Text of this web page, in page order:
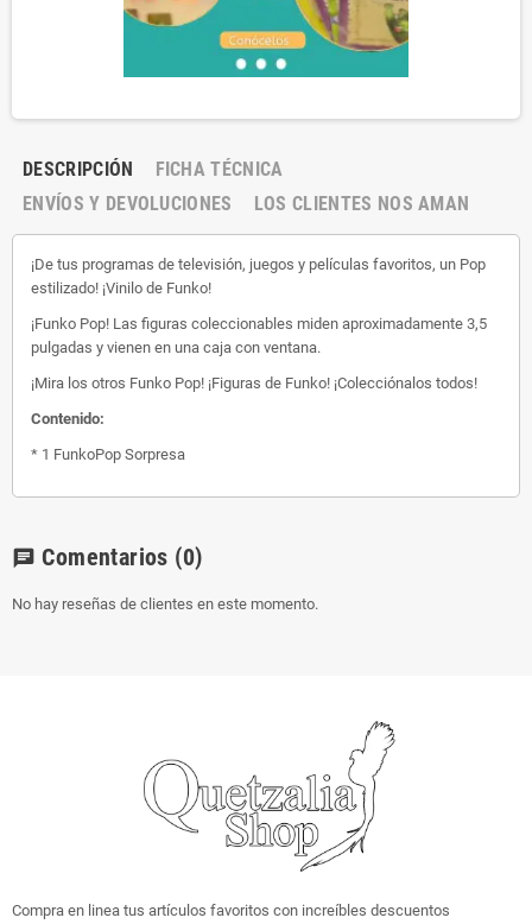
DESCRIPCIÓN
FICHA TÉCNICA
ENVÍOS Y DEVOLUCIONES
LOS CLIENTES NOS AMAN
¡De tus programas de televisión, juegos y películas favoritos, un Pop
estilizado! ¡Vinilo de Funko!
¡Funko Pop! Las figuras coleccionables miden aproximadamente 3,5
pulgadas y vienen en una caja con ventana.
¡Mira los otros Funko Pop! ¡Figuras de Funko! ¡Colecciónalos todos!
Contenido:
* 1 FunkoPop Sorpresa
chat Comentarios (0)
No hay reseñas de clientes en este momento.
Compra en linea tus artículos favoritos con increíbles descuentos